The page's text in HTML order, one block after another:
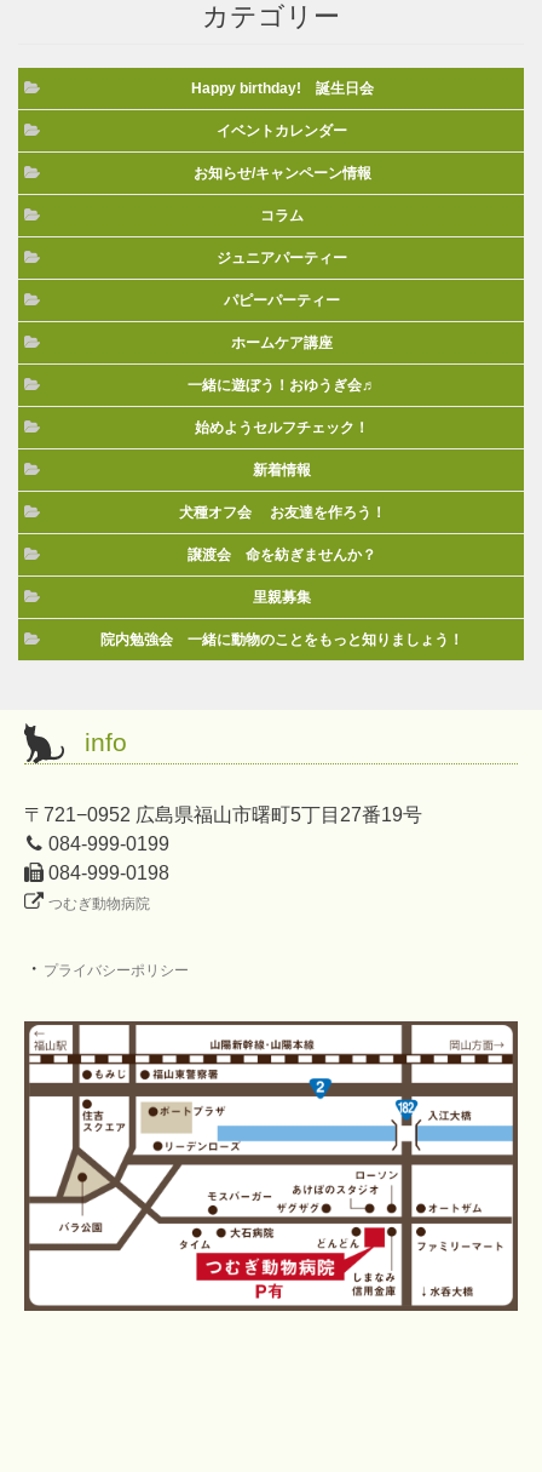
カテゴリー
Happy birthday! 誕生日会
イベントカレンダー
お知らせ/キャンペーン情報
コラム
ジュニアパーティー
パピーパーティー
ホームケア講座
一緒に遊ぼう！おゆうぎ会♬
始めようセルフチェック！
新着情報
犬種オフ会 お友達を作ろう！
譲渡会 命を紡ぎませんか？
里親募集
院内勉強会 一緒に動物のことをもっと知りましょう！
info
〒721−0952 広島県福山市曙町5丁目27番19号
084-999-0199
084-999-0198
つむぎ動物病院
・ プライバシーポリシー